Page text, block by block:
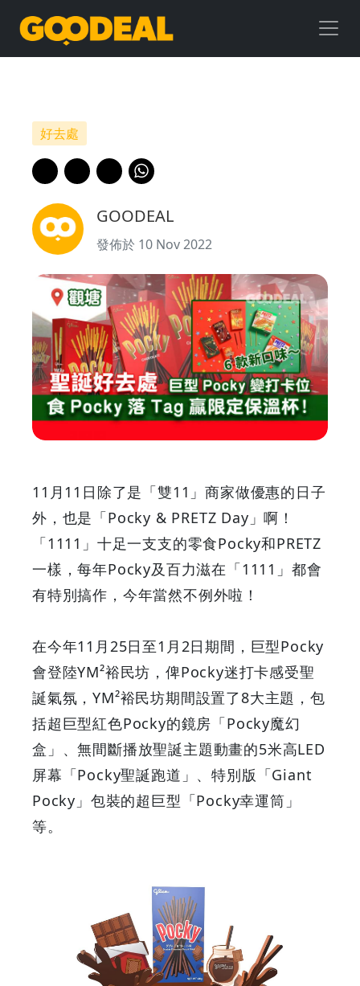
聖
誕
Pocky
Pocky
Tag
GOODEAL
好去處
GOODEAL
發佈於 10 Nov 2022
11月11日除了是「雙11」商家做優惠的日子
外，也是「Pocky & PRETZ Day」啊！
「1111」十足一支支的零食Pocky和PRETZ
一樣，每年Pocky及百力滋在「1111」都會
有特別搞作，今年當然不例外啦！
在今年11月25日至1月2日期間，巨型Pocky
會登陸YM²裕民坊，俾Pocky迷打卡感受聖
誕氣氛，YM²裕民坊期間設置了8大主題，包
括超巨型紅色Pocky的鏡房「Pocky魔幻
盒」、無間斷播放聖誕主題動畫的5米高LED
屏幕「Pocky聖誕跑道」、特別版「Giant
Pocky」包裝的超巨型「Pocky幸運筒」
等。